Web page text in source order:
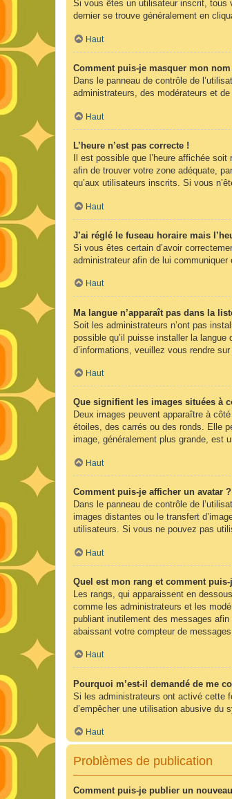
Si vous êtes un utilisateur inscrit, tous
dernier se trouve généralement en
Haut
Comment puis-je masquer mon
Dans le panneau de contrôle de
administrateurs, des modérateurs et
Haut
L’heure n’est pas correcte !
Il est possible que l’heure affichée
afin de trouver votre zone adéquate,
qu’aux utilisateurs inscrits. Si vous
Haut
J’ai réglé le fuseau horaire mais
Si vous êtes certain d’avoir
administrateur afin de lui communiquer
Haut
Ma langue n’apparaît pas dans la
Soit les administrateurs n’ont pas
possible qu’il puisse installer la
d’informations, veuillez vous rendre sur
Haut
Que signifient les images situées à
Deux images peuvent apparaître à
étoiles, des carrés ou des ronds. Elle
image, généralement plus grande, est
Haut
Comment puis-je afficher un avatar ?
Dans le panneau de contrôle de
images distantes ou le transfert
utilisateurs. Si vous ne pouvez pas
Haut
Quel est mon rang et comment
Les rangs, qui apparaissent en
comme les administrateurs et les
publiant inutilement des messages
abaissant votre compteur de messages.
Haut
Pourquoi m’est-il demandé de me
Si les administrateurs ont activé cette
d’empêcher une utilisation abusive du
Haut
Problèmes de publication
Comment puis-je publier un